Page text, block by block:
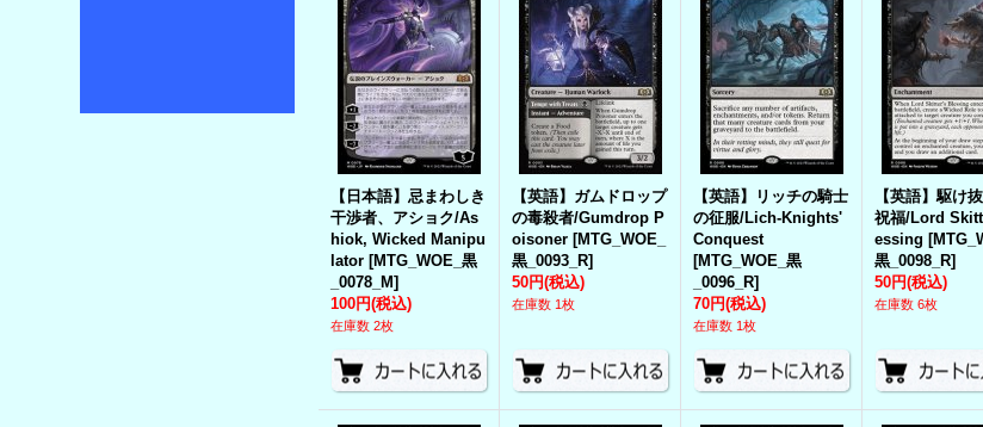
【日本語】忌まわしき
干渉者、アショク/As
hiok, Wicked Manipu
lator [MTG_WOE_黒
_0078_M]
100円(税込)
在庫数 2枚
【英語】ガムドロップ
の毒殺者/Gumdrop P
oisoner [MTG_WOE_
黒_0093_R]
50円(税込)
在庫数 1枚
【英語】リッチの騎士
の征服/Lich-Knights'
Conquest
[MTG_WOE_黒
_0096_R]
70円(税込)
在庫数 1枚
【英語】駆け
祝福/Lord
essing [
黒_0098_R]
50円(税込)
在庫数 6枚